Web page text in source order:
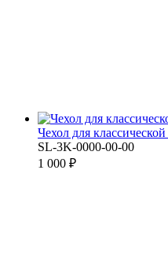
Чехол для
SL-3K-0000-00-00
1 000 ₽